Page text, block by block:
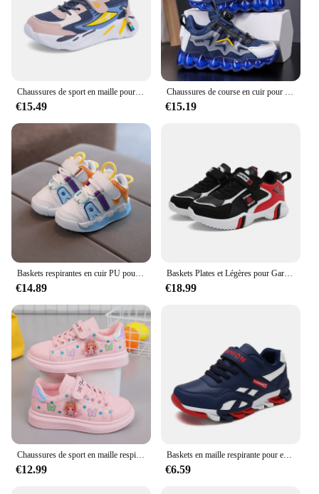
€15.49 €15.19
€14.89
Baskets Plates et Légères pour Garçon et Fille, Chaussures de Course Confortables, de dehors en Plein Air, Tennis ChimTennis pour Enfant, 2024
€18.99
€12.99
Baskets en maille respirante pour enfants, chaussures de sport décontractées pour enfants, chaussures de course d'école pour garçons et filles, crochet et boucle pour enfants, été
€6.59